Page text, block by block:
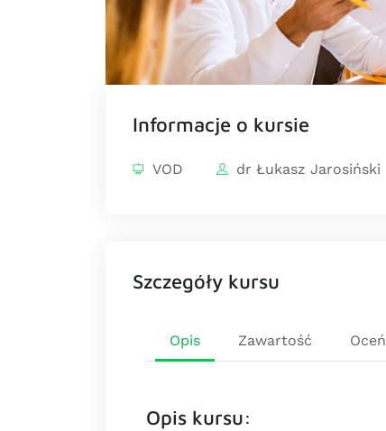
Informacje o kursie
VOD dr Łukasz Jarosiński
Szczegóły kursu
Opis Zawartość Oceń
Opis kursu: